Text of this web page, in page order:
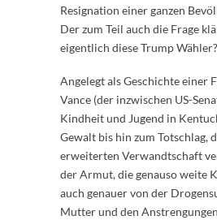
Resignation einer ganzen
Der zum Teil auch die Frage
eigentlich diese Trump Wähler?
Angelegt als Geschichte einer
Vance (der inzwischen US-
Kindheit und Jugend in
Gewalt bis hin zum Totschlag,
erweiterten Verwandtschaft
der Armut, die genauso weite
auch genauer von der
Mutter und den